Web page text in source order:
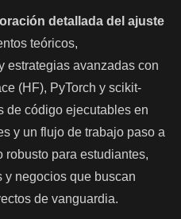
detallada del ajuste
teóricos,
estrategias avanzadas con
(HF), PyTorch y scikit-
de código ejecutables en
y un flujo de trabajo paso a
robusto para estudiantes,
y negocios que buscan
de vanguardia.